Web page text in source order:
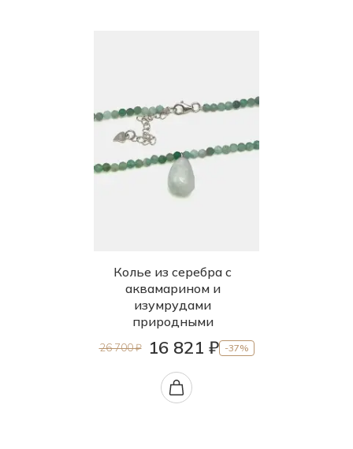
Колье из серебра с
аквамарином и
изумрудами
природными
26 700 ₽ 16 821 ₽ -37%